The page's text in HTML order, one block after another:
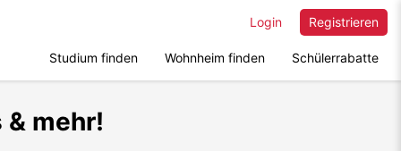
Registrieren
Login
Studium finden Wohnheim finden Schülerrabatte
mehr!